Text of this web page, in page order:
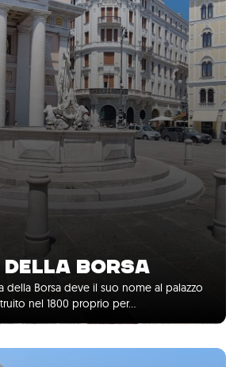
BORSA
della Borsa deve il suo nome al palazzo
nel 1800 proprio per…